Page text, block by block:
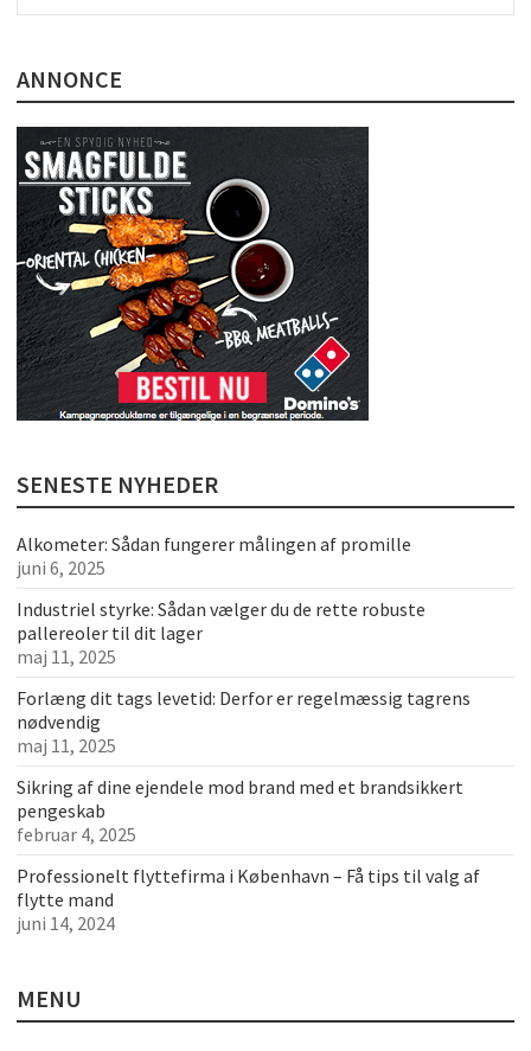
ANNONCE
SENESTE NYHEDER
Alkometer: Sådan fungerer målingen af promille
juni 6, 2025
Industriel styrke: Sådan vælger du de rette robuste
pallereoler til dit lager
maj 11, 2025
Forlæng dit tags levetid: Derfor er regelmæssig tagrens
nødvendig
maj 11, 2025
Sikring af dine ejendele mod brand med et brandsikkert
pengeskab
februar 4, 2025
Professionelt flyttefirma i København – Få tips til valg af
flytte mand
juni 14, 2024
MENU